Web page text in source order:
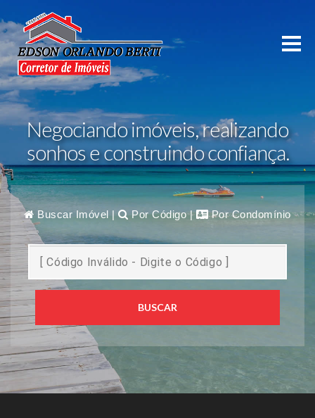
Negociando imóveis, realizando
sonhos e construindo confiança.
Buscar Imóvel | Por Código| Por Condomínio
BUSCAR